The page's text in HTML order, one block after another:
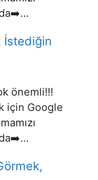
İstediğin
önemli!!!
için Google